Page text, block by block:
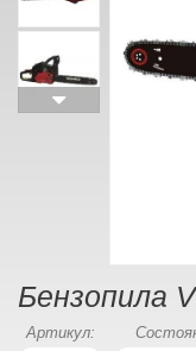
Бензопила
Артикул: